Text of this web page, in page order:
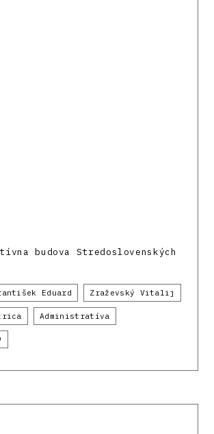
budova Stredoslovenských
Eduard Zraževský Vitalij
Administratíva